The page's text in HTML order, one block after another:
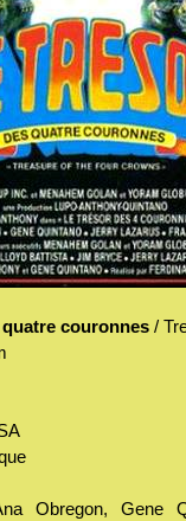
couronnes /
Obregon, Gene